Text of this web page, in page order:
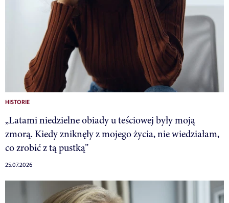
HISTORIE
„Latami niedzielne obiady u teściowej były moją
zmorą. Kiedy zniknęły z mojego życia, nie wiedziałam,
co zrobić z tą pustką”
25.07.2026